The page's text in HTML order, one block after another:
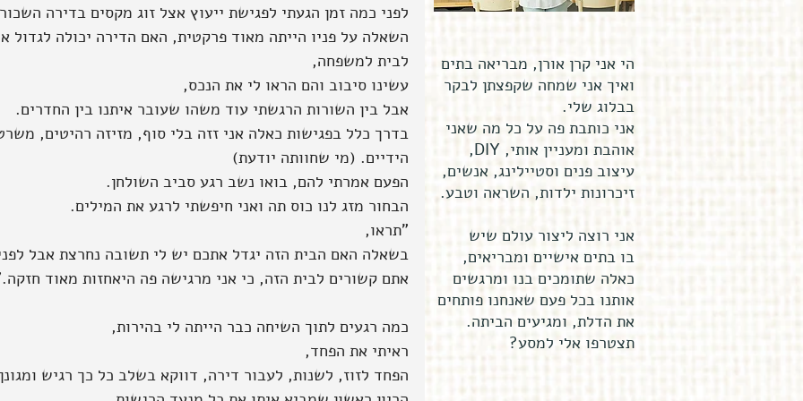
לפני כמה זמן הגעתי לפגישת ייעוץ אצל זוג מקסים בדירה
השאלה על פניו הייתה מאוד פרקטית, האם הדירה יכולה
לבית למשפחה,
עשינו סיבוב והם הראו לי את הנכס,
אבל בין השורות הרגשתי עוד משהו שעובר איתנו בין החדרים.
בדרך כלל בפגישות כאלה אני זזה בלי סוף, מזיזה רהיטים,
הידיים. (מי שחוותה יודעת)
הפעם אמרתי להם, בואו נשב רגע סביב השולחן.
הבחור מזג לנו כוס תה ואני חיפשתי לרגע את המילים.
"תראו,
בשאלה האם הבית הזה יגדל אתכם יש לי תשובה נחרצת אבל
אתם קשורים לבית הזה, כי אני מרגישה פה היאחזות מאוד
כמה רגעים לתוך השיחה כבר הייתה לי בהירות,
ראיתי את הפחד,
הפחד לזוז, לשנות, לעבור דירה, דווקא בשלב כל כך רגיש
הי אני קרן אורן, מבריאה בתים
ואיך אני שמחה שקפצתן לבקר
בבלוג שלי.
אני כותבת פה על כל מה שאני
אוהבת ומעניין אותי, DIY,
עיצוב פנים וסטיילינג, אנשים,
זיכרונות ילדות, השראה וטבע.
אני רוצה ליצור עולם שיש
בו בתים אישיים ומבריאים,
כאלה שתומכים בנו ומרגשים
אותנו בכל פעם שאנחנו פותחים
את הדלת, ומגיעים הביתה.
תצטרפו אלי למסע?